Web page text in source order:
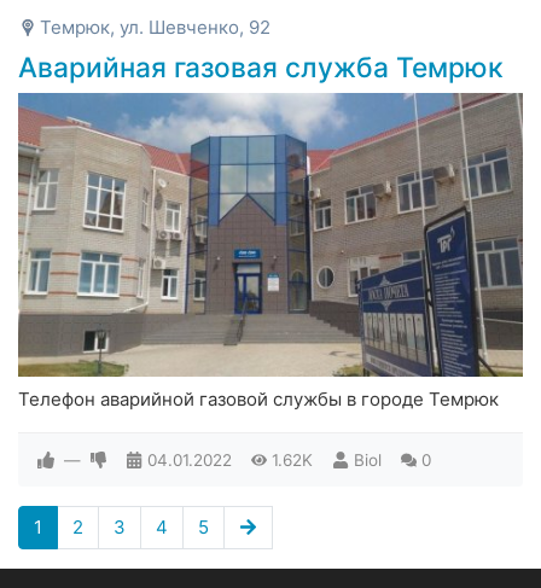
Темрюк, ул. Шевченко, 92
Аварийная газовая служба Темрюк
Телефон аварийной газовой службы в городе Темрюк
— 04.01.2022 1.62K Biol 0
1 2 3 4 5